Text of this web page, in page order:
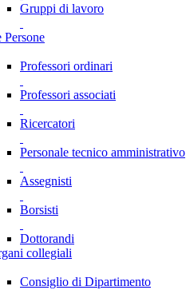
Gruppi di lavoro
Persone
Professori ordinari
Professori associati
Ricercatori
Personale tecnico amministrativo
Assegnisti
Borsisti
Dottorandi
collegiali
Consiglio di Dipartimento